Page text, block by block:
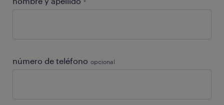
*
número de teléfono opcional